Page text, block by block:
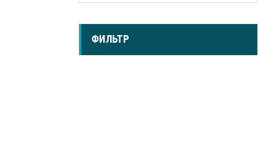
ФИЛЬТР